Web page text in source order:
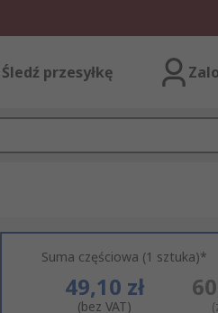
Śledź przesyłkę
Suma częściowa (1 sztuka)*
49,10 zł
(bez VAT)